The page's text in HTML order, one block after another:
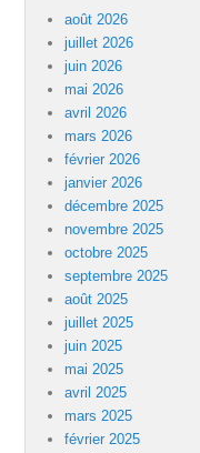
août 2026
juillet 2026
juin 2026
mai 2026
avril 2026
mars 2026
février 2026
janvier 2026
décembre 2025
novembre 2025
octobre 2025
septembre 2025
août 2025
juillet 2025
juin 2025
mai 2025
avril 2025
mars 2025
février 2025